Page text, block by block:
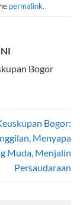
permalink.
Bogor
Bogor:
Menyapa
Muda, Menjalin
Persaudaraan